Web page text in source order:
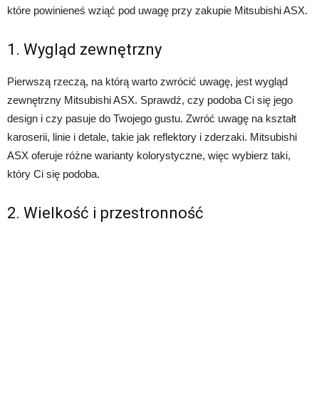
które powinieneś wziąć pod uwagę przy zakupie Mitsubishi ASX.
1. Wygląd zewnętrzny
Pierwszą rzeczą, na którą warto zwrócić uwagę, jest wygląd
zewnętrzny Mitsubishi ASX. Sprawdź, czy podoba Ci się jego
design i czy pasuje do Twojego gustu. Zwróć uwagę na kształt
karoserii, linie i detale, takie jak reflektory i zderzaki. Mitsubishi
ASX oferuje różne warianty kolorystyczne, więc wybierz taki,
który Ci się podoba.
2. Wielkość i przestronność